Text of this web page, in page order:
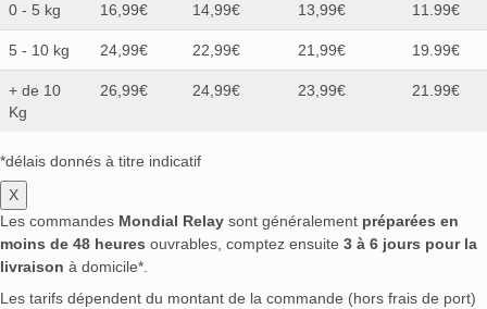
0 - 5 kg 16,99€ 14,99€ 13,99€ 11.99€
5 - 10 kg 24,99€ 22,99€ 21,99€ 19.99€
+ de 10
Kg
26,99€ 24,99€ 23,99€ 21.99€
*délais donnés à titre indicatif
X
Les commandes Mondial Relay sont généralement préparées en
moins de 48 heures ouvrables, comptez ensuite 3 à 6 jours pour la
livraison à domicile*.
Les tarifs dépendent du montant de la commande (hors frais de port)